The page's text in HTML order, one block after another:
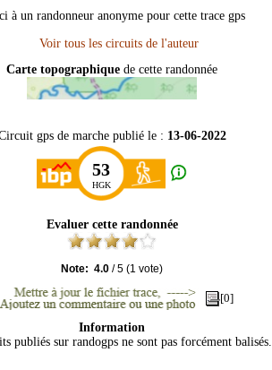
à un randonneur anonyme pour cette trace gps
Carte topographique de cette randonnée
gps de marche publié le : 13-06-2022
53
HGK
Evaluer cette randonnée
Note: 4.0 /5 (1 vote)
[0]
Information
publiés sur randogps ne sont pas forcément balisés.